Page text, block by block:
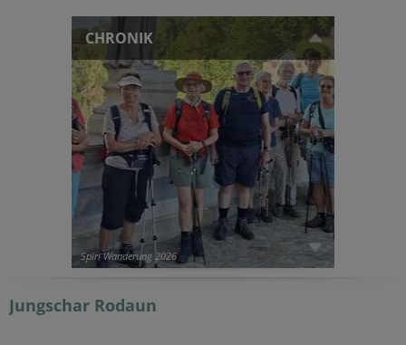
CHRONIK
Spiri Wanderung 2026
Jungschar Rodaun